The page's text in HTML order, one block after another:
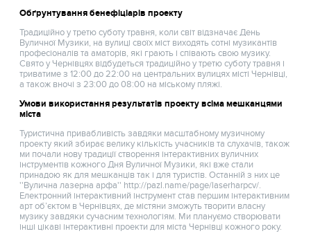
Обґрунтування бенефіціарів проекту
Традиційно у третю суботу травня, коли світ відзначає День
Вуличної Музики, на вулиці своїх міст виходять сотні музикантів
професіоналів та аматорів, які грають і співають свою музику.
Свято у Чернівцях відбудеться традиційно у третю суботу травня і
триватиме з 12:00 до 22:00 на центральних вулицях місті Чернівці,
а також вночі з 23:00 до 08:00 на міському пляжі.
Умови використання результатів проекту всіма мешканцями
міста
Туристична привабливість завдяки масштабному музичному
проекту який збирає велику кількість учасників та слухачів, також
ми почали нову традиції створення інтерактивних вуличних
інструментів кожного Дня Вуличної Музики, які вже стали
принадою як для мешканців так і для туристів. Останній з них це
''Вулична лазерна арфа'' http://pazl.name/page/laserharpcv/.
Електронний інтерактивний інструмент став першим інтерактивним
арт об’єктом в Чернівцях, де містяни зможуть творити власну
музику завдяки сучасним технологіям. Ми плануємо створювати
інші цікаві інтерактивні проекти для міста Чернівці кожного року.